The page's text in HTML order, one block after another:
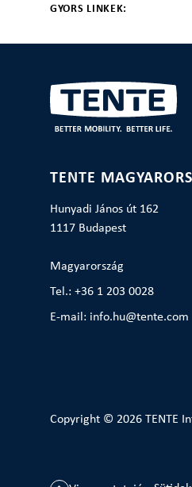
GYORS LINKEK:
TENTE
Hunyadi János út 162
1117 Budapest
Magyarország
Tel.: +36 1 203 0028
E-mail: info.hu@tente.com
Copyright © 2026 TENTE